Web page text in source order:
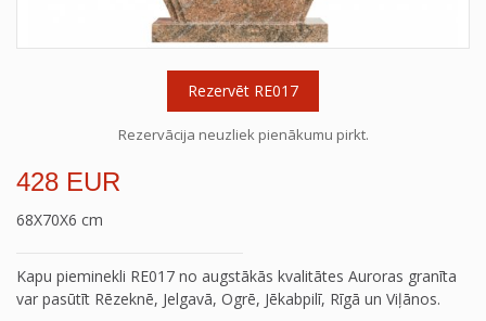
Rezervēt RE017
Rezervācija neuzliek pienākumu pirkt.
428 EUR
68X70X6 cm
Kapu pieminekli RE017 no augstākās kvalitātes Auroras granīta
var pasūtīt Rēzeknē, Jelgavā, Ogrē, Jēkabpilī, Rīgā un Viļānos.